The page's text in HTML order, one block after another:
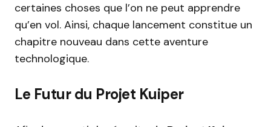
certaines choses que l’on ne peut apprendre
qu’en vol. Ainsi, chaque lancement constitue un
chapitre nouveau dans cette aventure
technologique.
Le Futur du Projet Kuiper